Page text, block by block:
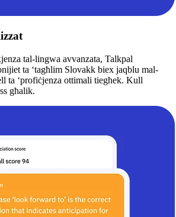
tal-lingwa avvanzata, Talkpal
ta ‘tagħlim Slovakk biex jaqblu mal-
ta ‘profiċjenza ottimali tiegħek. Kull
għalik.